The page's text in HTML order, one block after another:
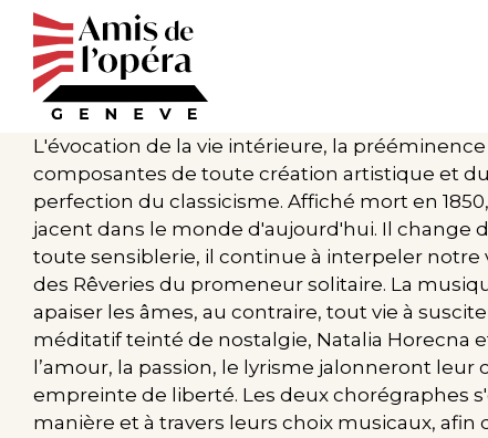
Aller
contenu
principal
L'évocation de la vie intérieure, la
composantes de toute création artistique et
perfection du classicisme. Affiché mort en
jacent dans le monde d'aujourd'hui. Il change
toute sensiblerie, il continue à interpeler
des Rêveries du promeneur solitaire. La
apaiser les âmes, au contraire, tout vie à
méditatif teinté de nostalgie, Natalia Horecna
l’amour, la passion, le lyrisme jalonneront
empreinte de liberté. Les deux chorégraphes
manière et à travers leurs choix musicaux,